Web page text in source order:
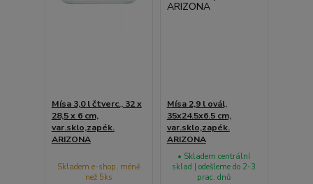
Mísa 3,0 l čtverc., 32 x
28,5 x 6 cm,
var.sklo,zapék.
ARIZONA
Skladem e-shop, méně
než 5ks
Mísa 2,9 l ovál,
35x24.5x6.5 cm,
var.sklo,zapék.
ARIZONA
• Skladem centrální
sklad | odešleme do 2-3
prac. dnů